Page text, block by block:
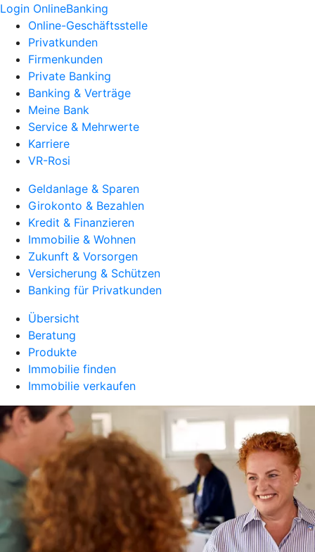
Login OnlineBanking
Online-Geschäftsstelle
Privatkunden
Firmenkunden
Private Banking
Banking & Verträge
Meine Bank
Service & Mehrwerte
Karriere
VR-Rosi
Geldanlage & Sparen
Girokonto & Bezahlen
Kredit & Finanzieren
Immobilie & Wohnen
Zukunft & Vorsorgen
Versicherung & Schützen
Banking für Privatkunden
Übersicht
Beratung
Produkte
Immobilie finden
Immobilie verkaufen